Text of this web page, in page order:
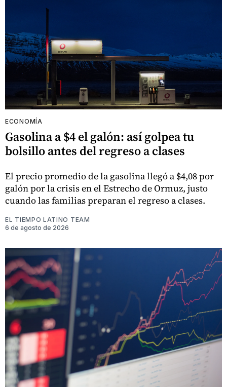
ECONOMÍA
Gasolina a $4 el galón: así golpea tu
bolsillo antes del regreso a clases
El precio promedio de la gasolina llegó a $4,08 por
galón por la crisis en el Estrecho de Ormuz, justo
cuando las familias preparan el regreso a clases.
EL TIEMPO LATINO TEAM
6 de agosto de 2026